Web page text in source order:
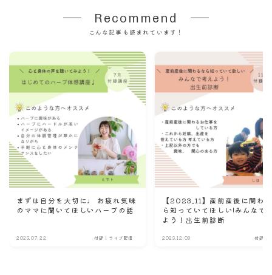
Recommend
こんな記事も読まれています！
まずは自分を大切に♩ お疲れ気味
のママに聞いてほしいハーブの話
2023.07.22 付録｜ライブ配信
【2023.11】産前産後に関わ
ら知っていてほしい!みんなで
よう！出生前診断
2023.12.09 付録｜